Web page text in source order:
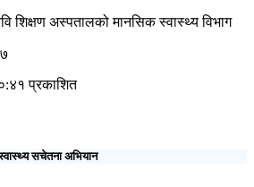
शिक्षण अस्पतालको मानसिक स्वास्थ्य विभाग
प्रकाशित
सचेतना अभियान